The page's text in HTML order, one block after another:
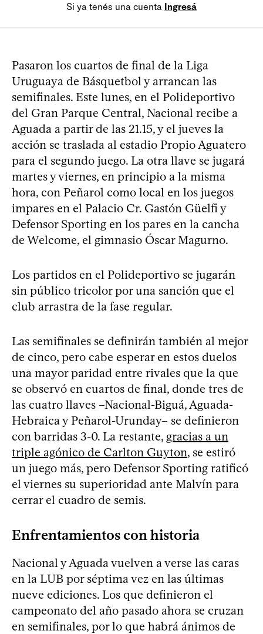
Si ya tenés una cuenta Ingresá
Pasaron los cuartos de final de la Liga
Uruguaya de Básquetbol y arrancan las
semifinales. Este lunes, en el Polideportivo
del Gran Parque Central, Nacional recibe a
Aguada a partir de las 21.15, y el jueves la
acción se traslada al estadio Propio Aguatero
para el segundo juego. La otra llave se jugará
martes y viernes, en principio a la misma
hora, con Peñarol como local en los juegos
impares en el Palacio Cr. Gastón Güelfi y
Defensor Sporting en los pares en la cancha
de Welcome, el gimnasio Óscar Magurno.
Los partidos en el Polideportivo se jugarán
sin público tricolor por una sanción que el
club arrastra de la fase regular.
Las semifinales se definirán también al mejor
de cinco, pero cabe esperar en estos duelos
una mayor paridad entre rivales que la que
se observó en cuartos de final, donde tres de
las cuatro llaves –Nacional-Biguá, Aguada-
Hebraica y Peñarol-Urunday– se definieron
con barridas 3-0. La restante, gracias a un
triple agónico de Carlton Guyton, se estiró
un juego más, pero Defensor Sporting ratificó
el viernes su superioridad ante Malvín para
cerrar el cuadro de semis.
Enfrentamientos con historia
Nacional y Aguada vuelven a verse las caras
en la LUB por séptima vez en las últimas
nueve ediciones. Los que definieron el
campeonato del año pasado ahora se cruzan
en semifinales, por lo que habrá ánimos de